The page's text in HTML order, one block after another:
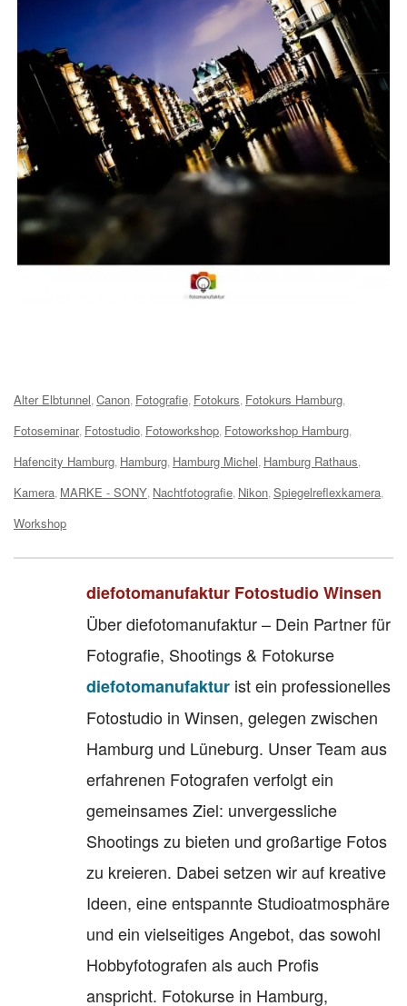
Tags:
Alter Elbtunnel Canon Fotografie Fotokurs Fotokurs Hamburg
Fotoseminar, Fotostudio Fotoworkshop Fotoworkshop Hamburg
Hafencity Hamburg Hamburg Hamburg Michel Hamburg Rathaus
Kamera MARKE - SONY Nachtfotografie Nikon Spiegelreflexkamera
Workshop
diefotomanufaktur Fotostudio Winsen
Über diefotomanufaktur – Dein Partner für
Fotografie, Shootings & Fotokurse
diefotomanufaktur ist ein professionelles
Fotostudio in Winsen, gelegen zwischen
Hamburg und Lüneburg. Unser Team aus
erfahrenen Fotografen verfolgt ein
gemeinsames Ziel: unvergessliche
Shootings zu bieten und großartige Fotos
zu kreieren. Dabei setzen wir auf kreative
Ideen, eine entspannte Studioatmosphäre
und ein vielseitiges Angebot, das sowohl
Hobbyfotografen als auch Profis
anspricht. Fotokurse in Hamburg,